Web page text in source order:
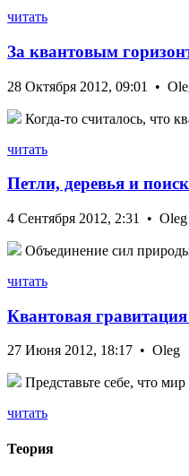
читать
За квантовым
28 Октября 2012, 09:01 •
Когда-то считалось, что
читать
Петли, деревья и
4 Сентября 2012, 2:31 • Oleg
Объединение сил
читать
Квантовая
27 Июня 2012, 18:17 • Oleg
Представьте себе, что
читать
Теория